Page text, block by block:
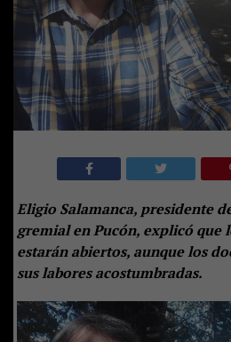
Eligio Salamanca, presidente
gremial en Pucón, explicó que
estarán abiertos, aunque los
sus labores acostumbradas.